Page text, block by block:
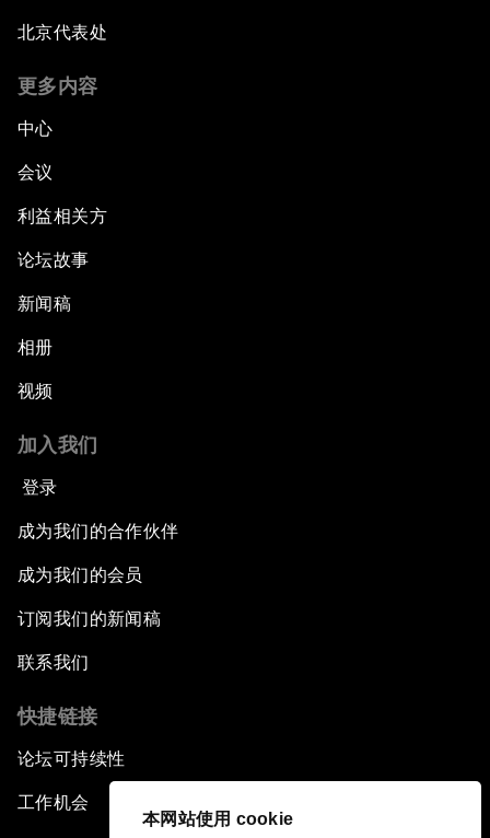
本网站使用 cookie
北京代表处
更多内容
中心
会议
利益相关方
论坛故事
新闻稿
相册
视频
加入我们
登录
成为我们的合作伙伴
成为我们的会员
订阅我们的新闻稿
联系我们
快捷链接
论坛可持续性
工作机会